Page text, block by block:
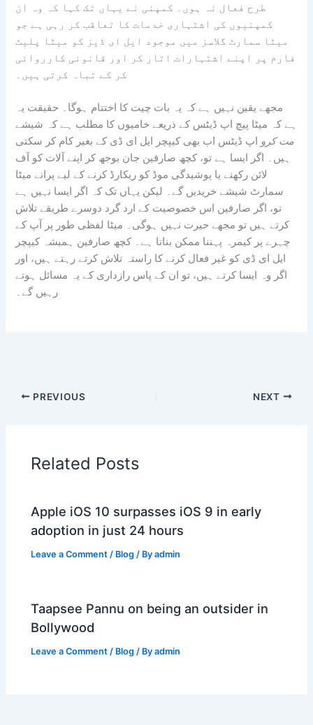
طرح فعال نہ ہوں۔ کمپنی نے یہاں تک کہا کہ وہ ان
کمپنیوں کی اشتہاری خدمات کا تعاقب کر رہی ہے جو
میٹا سمارٹ گلاسز میں موجود ایل ای ڈیز کو میٹا پلیٹ
فارم پر اپنے اشتہارات اتار کر اور قانونی کارروائی
کر کے تباہ کرتی ہیں۔
مجھے یقین نہیں ہے کہ یہ بات چیت کا اختتام ہوگا۔ حقیقت یہ
ہے کہ میٹا پیچ اپ ڈیٹس کے ذریعے خامیوں کا مطلب ہے کہ شیشے
مت کرو اپ ڈیٹس اب بھی کیپچر ایل ای ڈی کے بغیر کام کر سکتی
ہیں۔ اگر ایسا ہے تو، کچھ صارفین جان بوجھ کر اپنے آلات کو آف
لائن رکھنے یا پوشیدگی موڈ کو ریکارڈ کرنے کے لیے پرانے میٹا
سمارٹ شیشے خریدیں گے۔ لیکن یہاں تک کہ اگر ایسا نہیں ہے
تو، اگر صارفین اس خصوصیت کے ارد گرد دوسرے طریقے تلاش
کرتے ہیں تو مجھے حیرت نہیں ہوگی۔ میٹا لفظی طور پر آپ کے
چہرے پر کیمرہ پہننا ممکن بناتا ہے۔ کچھ صارفین ہمیشہ کیپچر
ایل ای ڈی کو غیر فعال کرنے کا راستہ تلاش کرتے رہتے ہیں، اور
اگر وہ ایسا کرتے ہیں، تو ان کے پاس رازداری کے یہ مسائل ہوتے
رہیں گے۔
PREVIOUS NEXT
Related Posts
Apple iOS 10 surpasses iOS 9 in early
adoption in just 24 hours
Leave a Comment / Blog / Byadmin
Taapsee Pannu on being an outsider in
Bollywood
Leave a Comment / Blog / Byadmin